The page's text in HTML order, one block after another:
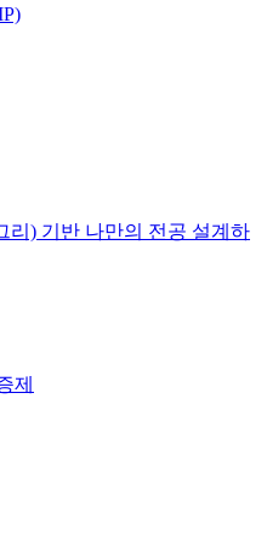
리) 기반 나만의 전공 설계하
제